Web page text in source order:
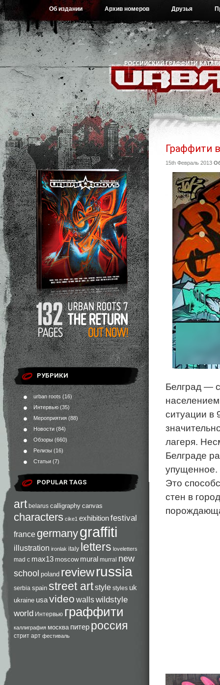
Об издании Архив номеров Друзья
РУБРИКИ
urban roots (16)
Интервью (35)
Мероприятия (88)
Новости (84)
Обзоры (660)
Релизы (16)
Статьи (7)
POPULAR TAGS
art belarus calligraphy canvas
characters cike1 exhibitionfestival
france germanygraffiti
illustration ironlak italy letters loveletters
mad c max13 moscow mural murral new
school poland reviewrussia
serbia spain street artstyle styles uk
ukraine usavideo wallswildstyle
world Интервью граффити
каллиграфия москва питер россия
стрит арт фестиваль
Граффити
15th Февраль 2013
Белград —
ситуации в
лагеря.
Белграде
упущенное.
Это
стен в